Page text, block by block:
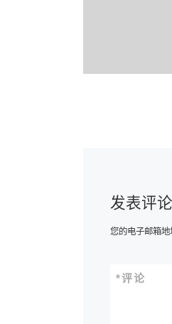
发表评论
您的电子邮箱地
评论
*